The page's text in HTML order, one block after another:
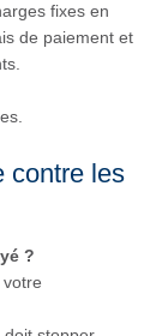
fixes en
de paiement et
contre les
?